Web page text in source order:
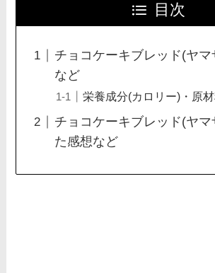
目次
チョコケーキブレッド(ヤマ
など
栄養成分(カロリー)・原
チョコケーキブレッド(ヤ
た感想など